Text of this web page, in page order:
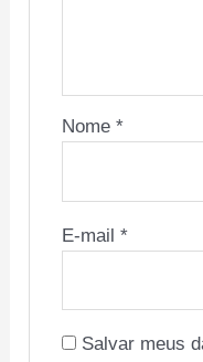
Nome *
E-mail *
Salvar meus